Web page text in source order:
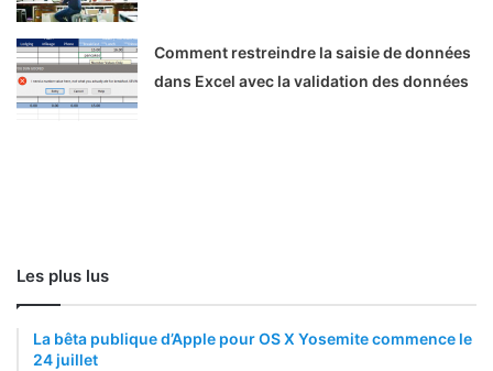
Comment restreindre la saisie de données
dans Excel avec la validation des données
Les plus lus
La bêta publique d’Apple pour OS X Yosemite commence le
24 juillet